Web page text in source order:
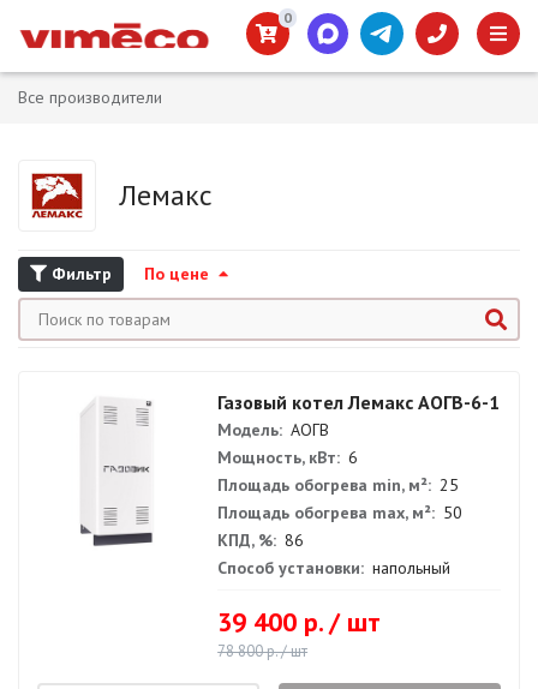
0
Все производители
Лемакс
Фильтр По цене
Газовый котел Лемакс АОГВ-6-1
Модель: АОГВ
Мощность, кВт: 6
Площадь обогрева min, м²: 25
Площадь обогрева max, м²: 50
КПД, %: 86
Способ установки: напольный
39 400 р. / шт
78 800 р. / шт